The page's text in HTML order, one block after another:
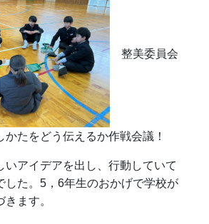
整美委員会
かたをどう伝えるか作戦会議！
いアイデアを出し、行動していて
した。5，6年生のおかげで学校が
ます。